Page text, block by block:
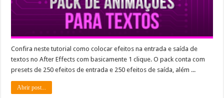
Confira neste tutorial como colocar efeitos na entrada e saída de
textos no After Effects com basicamente 1 clique. O pack conta com
presets de 250 efeitos de entrada e 250 efeitos de saída, além ...
Abrir post...